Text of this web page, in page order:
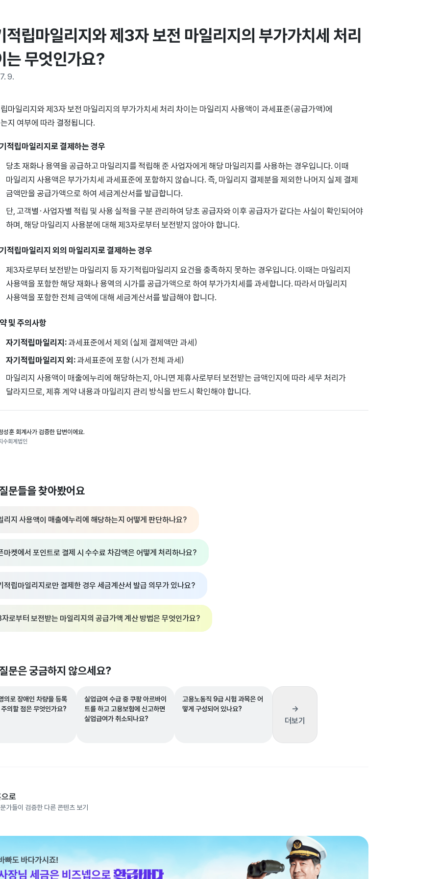
적립마일리지와 제3자 보전 마일리지의 부가가치세 처리
는 무엇인가요?
9.
마일리지와 제3자 보전 마일리지의 부가가치세 처리 차이는 마일리지 사용액이 과세표준(공급가액)에
지 여부에 따라 결정됩니다.
적립마일리지로 결제하는 경우
당초 재화나 용역을 공급하고 마일리지를 적립해 준 사업자에게 해당 마일리지를 사용하는 경우입니다. 이때
마일리지 사용액은 부가가치세 과세표준에 포함하지 않습니다. 즉, 마일리지 결제분을 제외한 나머지 실제 결제
금액만을 공급가액으로 하여 세금계산서를 발급합니다.
단, 고객별·사업자별 적립 및 사용 실적을 구분 관리하여 당초 공급자와 이후 공급자가 같다는 사실이 확인되어야
하며, 해당 마일리지 사용분에 대해 제3자로부터 보전받지 않아야 합니다.
적립마일리지 외의 마일리지로 결제하는 경우
제3자로부터 보전받는 마일리지 등 자기적립마일리지 요건을 충족하지 못하는 경우입니다. 이때는 마일리지
사용액을 포함한 해당 재화나 용역의 시가를 공급가액으로 하여 부가가치세를 과세합니다. 따라서 마일리지
사용액을 포함한 전체 금액에 대해 세금계산서를 발급해야 합니다.
및 주의사항
자기적립마일리지:과세표준에서 제외 (실제 결제액만 과세)
자기적립마일리지 외:과세표준에 포함 (시가 전체 과세)
마일리지 사용액이 매출에누리에 해당하는지, 아니면 제휴사로부터 보전받는 금액인지에 따라 세무 처리가
달라지므로, 제휴 계약 내용과 마일리지 관리 방식을 반드시 확인해야 합니다.
성훈 회계사가 검증한 답변이에요.
수회계법인
문들을 찾아봤어요
리지 사용액이 매출에누리에 해당하는지 어떻게 판단하나요?
마켓에서 포인트로 결제 시 수수료 차감액은 어떻게 처리하나요?
적립마일리지로만 결제한 경우 세금계산서 발급 의무가 있나요?
로부터 보전받는 마일리지의 공급가액 계산 방법은 무엇인가요?
문은 궁금하지 않으세요?
의로 장애인 차량을 등록
의할 점은 무엇인가요?
실업급여 수급 중 쿠팡 아르바이
트를 하고 고용보험에 신고하면
실업급여가 취소되나요?
고용노동직 9급 시험 과목은 어
떻게 구성되어 있나요?
→
더보기
로
가들이 검증한 다른 콘텐츠 보기